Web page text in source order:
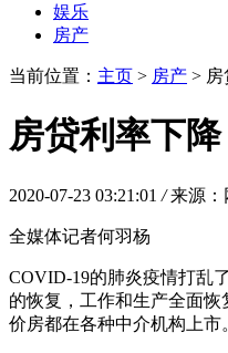
娱乐
房产
当前位置： 主页 > 房产 > 房
房贷利率下
2020-07-23 03:21:01 / 来源：
全媒体记者何羽杨
COVID-19的肺炎疫情打乱
的恢复，工作和生产全面
价房都在各种中介机构上市